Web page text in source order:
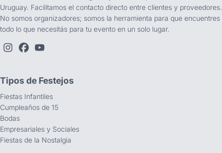
Uruguay. Facilitamos el contacto directo entre clientes y proveedores.
No somos organizadores; somos la herramienta para que encuentres
todo lo que necesitás para tu evento en un solo lugar.
Tipos de Festejos
Fiestas Infantiles
Cumpleaños de 15
Bodas
Empresariales y Sociales
Fiestas de la Nostalgia